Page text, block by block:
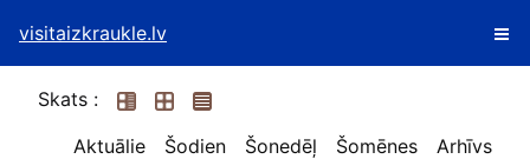
visitaizkraukle.lv
Skats :
Aktuālie
Šodien Šonedēļ Šomēnes Arhīvs